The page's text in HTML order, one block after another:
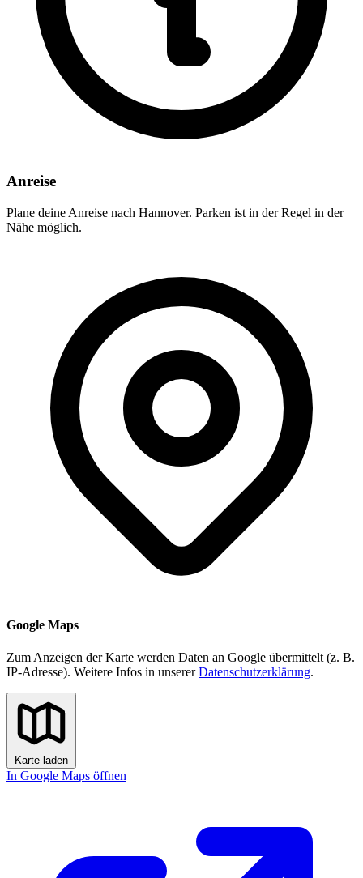
Anreise
Plane deine Anreise nach Hannover. Parken ist in der Regel in der
Nähe möglich.
Google Maps
Zum Anzeigen der Karte werden Daten an Google übermittelt (z. B.
IP-Adresse). Weitere Infos in unsererDatenschutzerklärung.
Karte laden
In Google Maps öffnen